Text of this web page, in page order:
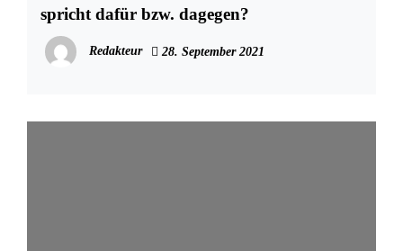
spricht dafür bzw. dagegen?
Redakteur 28. September 2021